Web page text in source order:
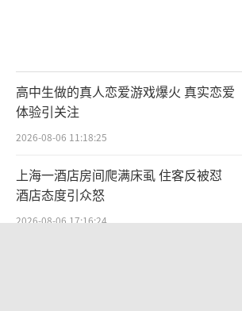
高中生做的真人恋爱游戏爆火 真实恋爱
体验引关注
2026-08-06 11:18:25
上海一酒店房间爬满床虱 住客反被怼
酒店态度引众怒
2026-08-06 17:16:24